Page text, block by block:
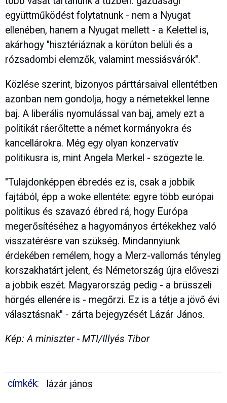
együttműködést folytatnunk - nem a Nyugat
ellenében, hanem a Nyugat mellett - a Kelettel is,
akárhogy "hisztériáznak a körúton belüli és a
rózsadombi elemzők, valamint messiásvárók".
Közlése szerint, bizonyos párttársaival ellentétben
azonban nem gondolja, hogy a németekkel lenne
baj. A liberális nyomulással van baj, amely ezt a
politikát ráerőltette a német kormányokra és
kancellárokra. Még egy olyan konzervatív
politikusra is, mint Angela Merkel - szögezte le.
"Tulajdonképpen ébredés ez is, csak a jobbik
fajtából, épp a woke ellentéte: egyre több európai
politikus és szavazó ébred rá, hogy Európa
megerősítéséhez a hagyományos értékekhez való
visszatérésre van szükség. Mindannyiunk
érdekében remélem, hogy a Merz-vallomás tényleg
korszakhatárt jelent, és Németország újra előveszi
a jobbik eszét. Magyarország pedig - a brüsszeli
hörgés ellenére is - megőrzi. Ez is a tétje a jövő évi
választásnak" - zárta bejegyzését Lázár János.
Kép: A miniszter - MTI/Illyés Tibor
címkék: lázár jános